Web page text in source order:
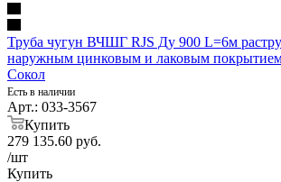
Труба чугун ВЧШГ RJS Ду 900 L=6м
наружным цинковым и лаковым
Сокол
Есть в наличии
Арт.: 033-3567
Купить
279 135.60 руб.
/шт
Купить